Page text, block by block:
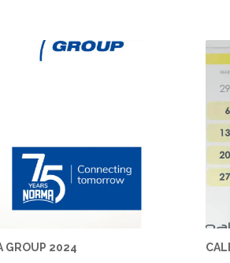
GROUP 2024